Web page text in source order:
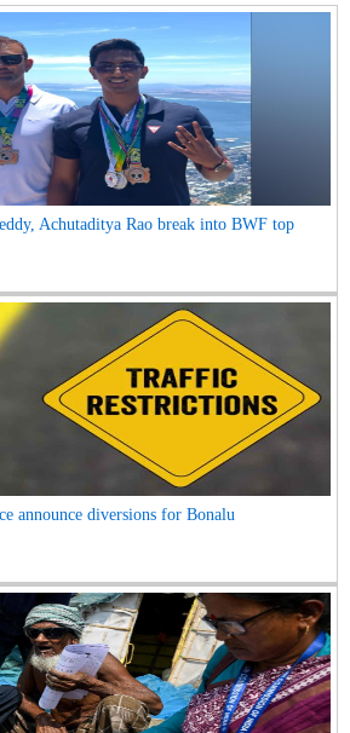
Achutaditya Rao break into BWF top
announce diversions for Bonalu